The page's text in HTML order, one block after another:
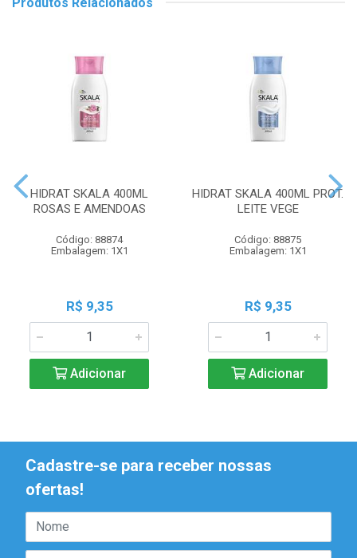
HIDRAT SKALA 400ML
ROSAS E AMENDOAS
Código: 88874
Embalagem: 1X1
R$ 9,35
Adicionar
HIDRAT SKALA 400ML PROT.
LEITE VEGE
Código: 88875
Embalagem: 1X1
R$ 9,35
Adicionar
Cadastre-se para receber nossas
ofertas!